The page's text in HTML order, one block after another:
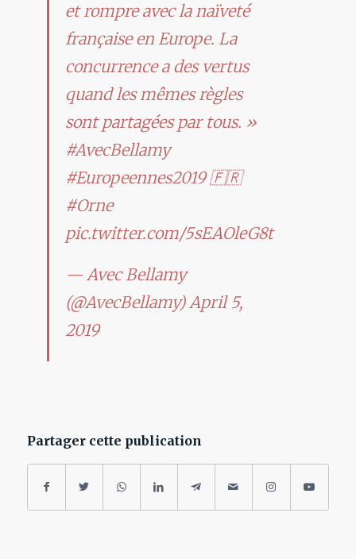
et rompre avec la naïveté
française en Europe. La
concurrence a des vertus
quand les mêmes règles
sont partagées par tous. »
#AvecBellamy
#Europeennes2019🇫🇷
#Orne
pic.twitter.com/5sEAOleG8t
— Avec Bellamy
(@AvecBellamy)April 5,
2019
Partager cette publication